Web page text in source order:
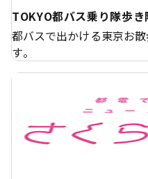
TOKYO都バス乗り隊歩き
都バスで出かける東京お
す。